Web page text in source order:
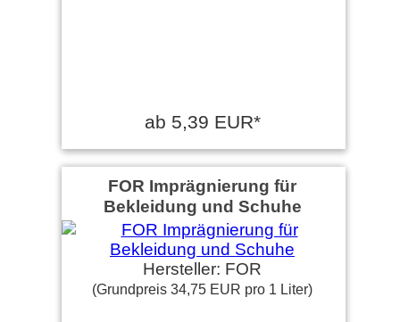
ab 5,39 EUR*
FOR Imprägnierung für
Bekleidung und Schuhe
Hersteller: FOR
(Grundpreis 34,75 EUR pro 1 Liter)